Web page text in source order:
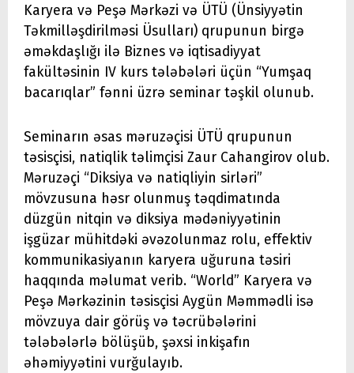
Karyera və Peşə Mərkəzi və ÜTÜ (Ünsiyyətin
Təkmilləşdirilməsi Üsulları) qrupunun birgə
əməkdaşlığı ilə Biznes və iqtisadiyyat
fakültəsinin IV kurs tələbələri üçün “Yumşaq
bacarıqlar” fənni üzrə seminar təşkil olunub.
Seminarın əsas məruzəçisi ÜTÜ qrupunun
təsisçisi, natiqlik təlimçisi Zaur Cahangirov olub.
Məruzəçi “Diksiya və natiqliyin sirləri”
mövzusuna həsr olunmuş təqdimatında
düzgün nitqin və diksiya mədəniyyətinin
işgüzar mühitdəki əvəzolunmaz rolu, effektiv
kommunikasiyanın karyera uğuruna təsiri
haqqında məlumat verib. “World” Karyera və
Peşə Mərkəzinin təsisçisi Aygün Məmmədli isə
mövzuya dair görüş və təcrübələrini
tələbələrlə bölüşüb, şəxsi inkişafın
əhəmiyyətini vurğulayıb.